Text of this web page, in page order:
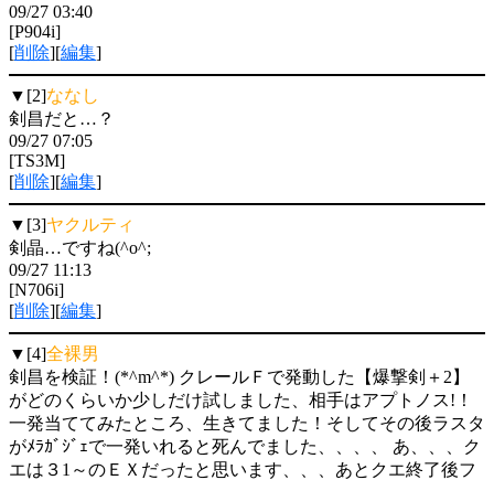
09/27 03:40
[P904i]
[削除][編集]
▼[2]ななし
剣昌だと…？
09/27 07:05
[TS3M]
[削除][編集]
▼[3]ヤクルティ
剣晶…ですね(^o^;
09/27 11:13
[N706i]
[削除][編集]
▼[4]全裸男
剣昌を検証！(*^m^*) クレールＦで発動した【爆撃剣＋2】
がどのくらいか少しだけ試しました、相手はアプトノス!！
一発当ててみたところ、生きてました！そしてその後ラスタ
がﾒﾗｶﾞｼﾞｪで一発いれると死んでました、、、、 あ、、、ク
エは３1～のＥＸだったと思います、、、あとクエ終了後フ